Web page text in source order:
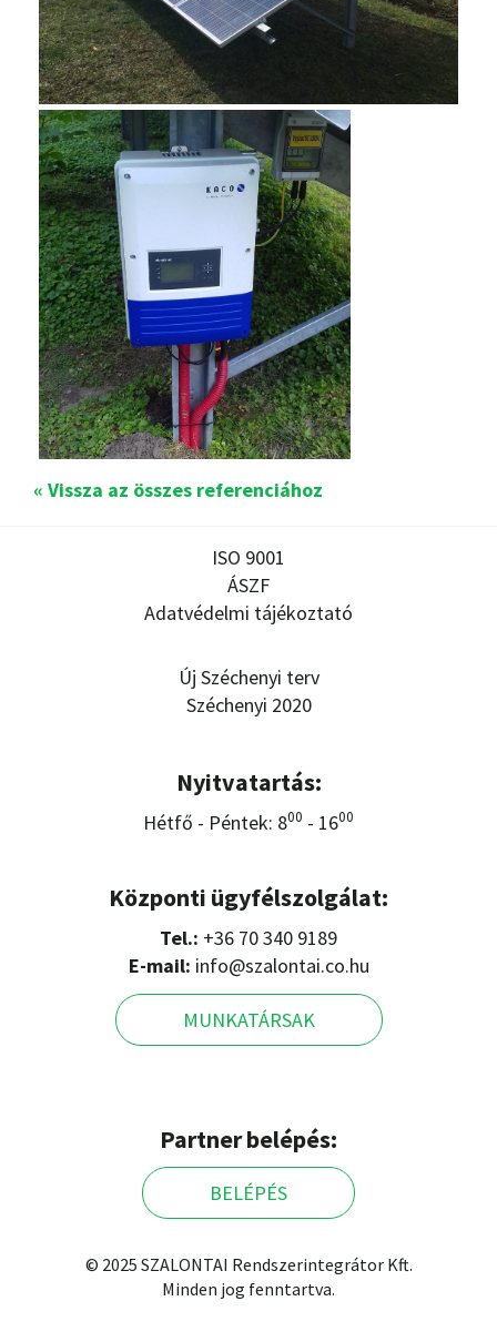
« Vissza az összes referenciához
ISO 9001
ÁSZF
Adatvédelmi tájékoztató
Új Széchenyi terv
Széchenyi 2020
Nyitvatartás:
Hétfő - Péntek: 800 - 1600
Központi ügyfélszolgálat:
Tel.: +36 70 340 9189
E-mail: info@szalontai.co.hu
MUNKATÁRSAK
Partner belépés:
BELÉPÉS
© 2025 SZALONTAI Rendszerintegrátor Kft.
Minden jog fenntartva.